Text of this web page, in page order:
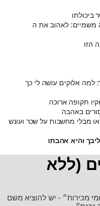
ביכולתו
משמיים: לאהוב את ה
הזו
למה אלוקים עושה לי כך
תקופה ארוכה
באהבה
מבלי מחשבות על שכר ועונש
והיא אהבתו
(ללא
מכירות״ - יש להוציא משם